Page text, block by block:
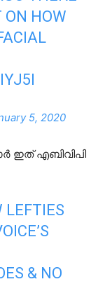
ON HOW
5, 2020
ഇത് എബിവിപി
LEFTIES
’S
& NO